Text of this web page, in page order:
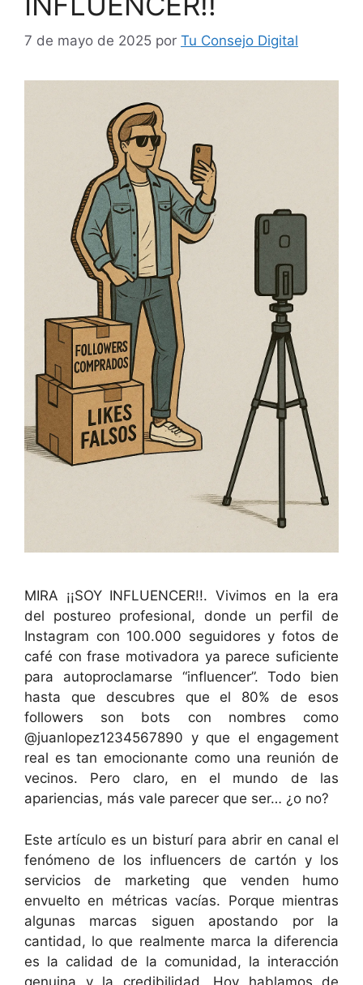
7 de mayo de 2025 por Tu Consejo Digital
MIRA ¡¡SOY INFLUENCER!!. Vivimos en la era
del postureo profesional, donde un perfil de
Instagram con 100.000 seguidores y fotos de
café con frase motivadora ya parece suficiente
para autoproclamarse “influencer”. Todo bien
hasta que descubres que el 80% de esos
followers son bots con nombres como
@juanlopez1234567890 y que el engagement
real es tan emocionante como una reunión de
vecinos. Pero claro, en el mundo de las
apariencias, más vale parecer que ser… ¿o no?
Este artículo es un bisturí para abrir en canal el
fenómeno de los influencers de cartón y los
servicios de marketing que venden humo
envuelto en métricas vacías. Porque mientras
algunas marcas siguen apostando por la
cantidad, lo que realmente marca la diferencia
es la calidad de la comunidad, la interacción
genuina y la credibilidad. Hoy hablamos de